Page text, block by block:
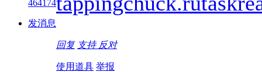
464174
发消息
回复 支持 反对
使用道具 举报